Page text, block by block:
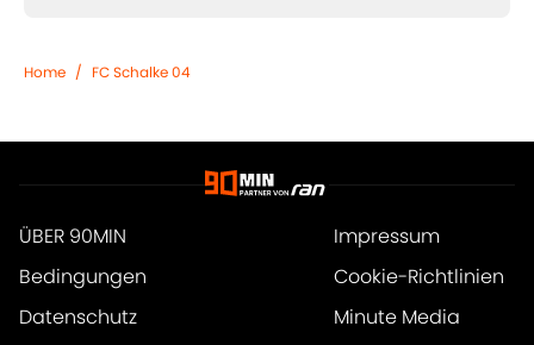
Home / FC Schalke 04
ÜBER 90MIN
Impressum
Bedingungen
Cookie-Richtlinien
Datenschutz
Minute Media